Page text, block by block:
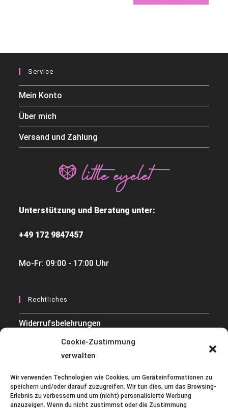
Cookie-Zustimmung
verwalten
Wir verwenden Technologien wie Cookies, um Geräteinformationen zu
speichern und/oder darauf zuzugreifen. Wir tun dies, um das Browsing-
Erlebnis zu verbessern und um (nicht) personalisierte Werbung
anzuzeigen. Wenn du nicht zustimmst oder die Zustimmung
Service
Mein Konto
Über mich
Versand und Zahlung
Unterstützung und Beratung unter:
+49 172 9847457
Mo-Fr: 09:00 - 17:00 Uhr
Rechtliches
Widerrufsbelehrungen
Datenschutzerklärung
Impressum